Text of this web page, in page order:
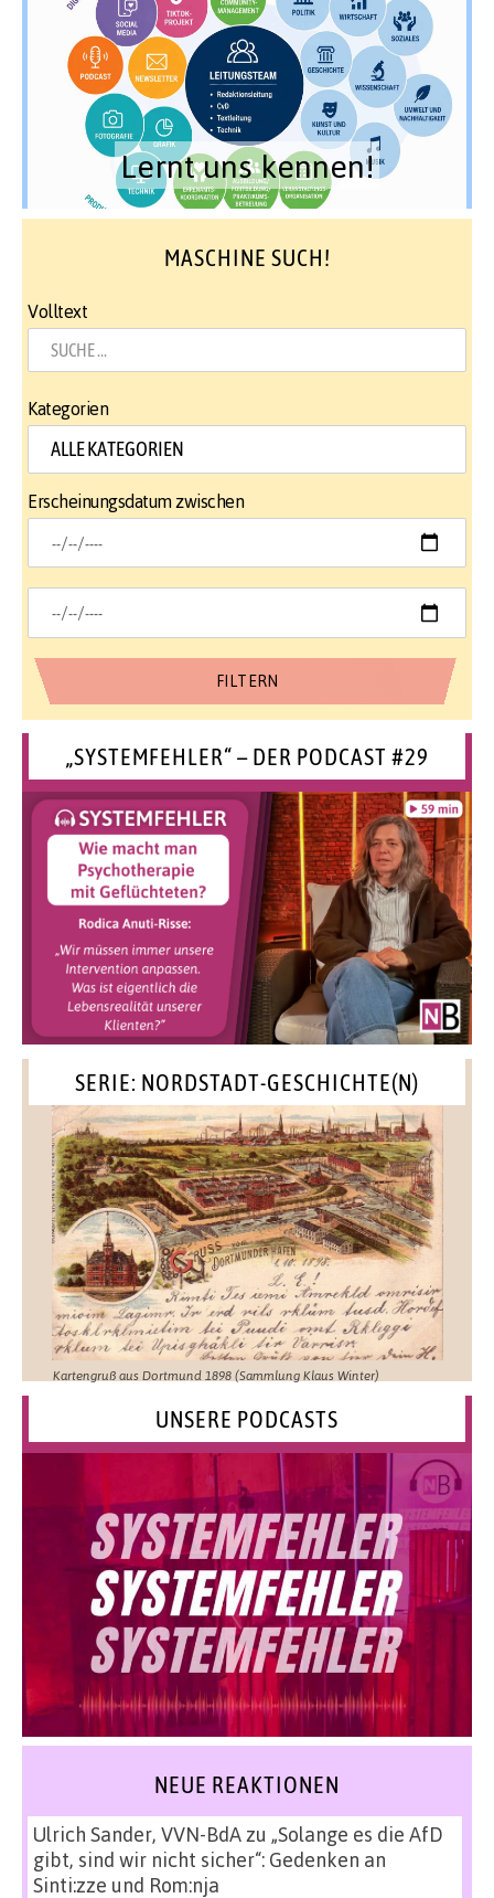
Lernt uns kennen!
MASCHINE SUCH!
Volltext
Kategorien
Erscheinungsdatum zwischen
„SYSTEMFEHLER“ – DER PODCAST #29
SERIE: NORDSTADT-GESCHICHTE(N)
Kartengruß aus Dortmund 1898 (Sammlung Klaus Winter)
UNSERE PODCASTS
NEUE REAKTIONEN
Ulrich Sander, VVN-BdAzu „Solange es die AfD
gibt, sind wir nicht sicher“: Gedenken an
Sinti:zze und Rom:nja